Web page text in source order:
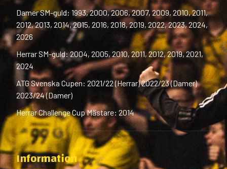
Damer SM-guld: 1993, 2000, 2006, 2007, 2009, 2010, 2011,
2012, 2013, 2014, 2015, 2016, 2018, 2019, 2022, 2023, 2024,
2026
Herrar SM-guld: 2004, 2005, 2010, 2011, 2012, 2019, 2021,
2024
ATG Svenska Cupen: 2021/22 (Herrar) 2022/23 (Damer)
2023/24 (Damer)
Herrar Challenge Cup Mästare: 2014
Information